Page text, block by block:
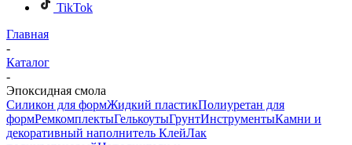
TikTok
Главная
-
Каталог
-
Эпоксидная смола
Силикон для формЖидкий пластикПолиуретан для
формРемкомплектыГелькоутыГрунтИнструментыКамни и
декоративный наполнитель КлейЛак